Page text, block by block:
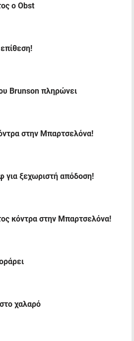
ο Obst
Brunson πληρώνει
στην Μπαρτσελόνα!
για ξεχωριστή απόδοση!
κόντρα στην Μπαρτσελόνα!
χαλαρό